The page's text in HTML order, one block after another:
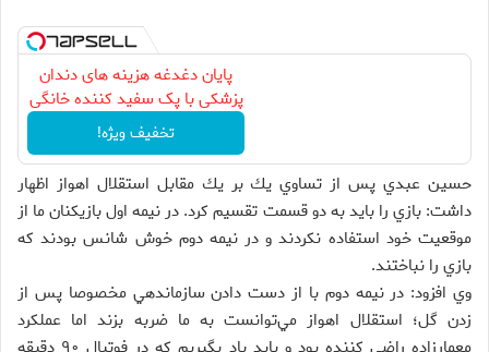
پایان دغدغه هزینه های دندان
پزشکی با پک سفید کننده خانگی
تخفیف ویژه!
حسين عبدي پس از تساوي يك بر يك مقابل استقلال اهواز اظهار
داشت: بازي را بايد به دو قسمت تقسيم كرد. در نيمه اول بازيكنان ما از
موقعيت خود استفاده نكردند و در نيمه دوم خوش شانس بودند كه
بازي را نباختند.
وي افزود: در نيمه دوم با از دست دادن سازماندهي مخصوصا پس از
زدن گل؛ استقلال اهواز مي‌توانست به ما ضربه بزند اما عملكرد